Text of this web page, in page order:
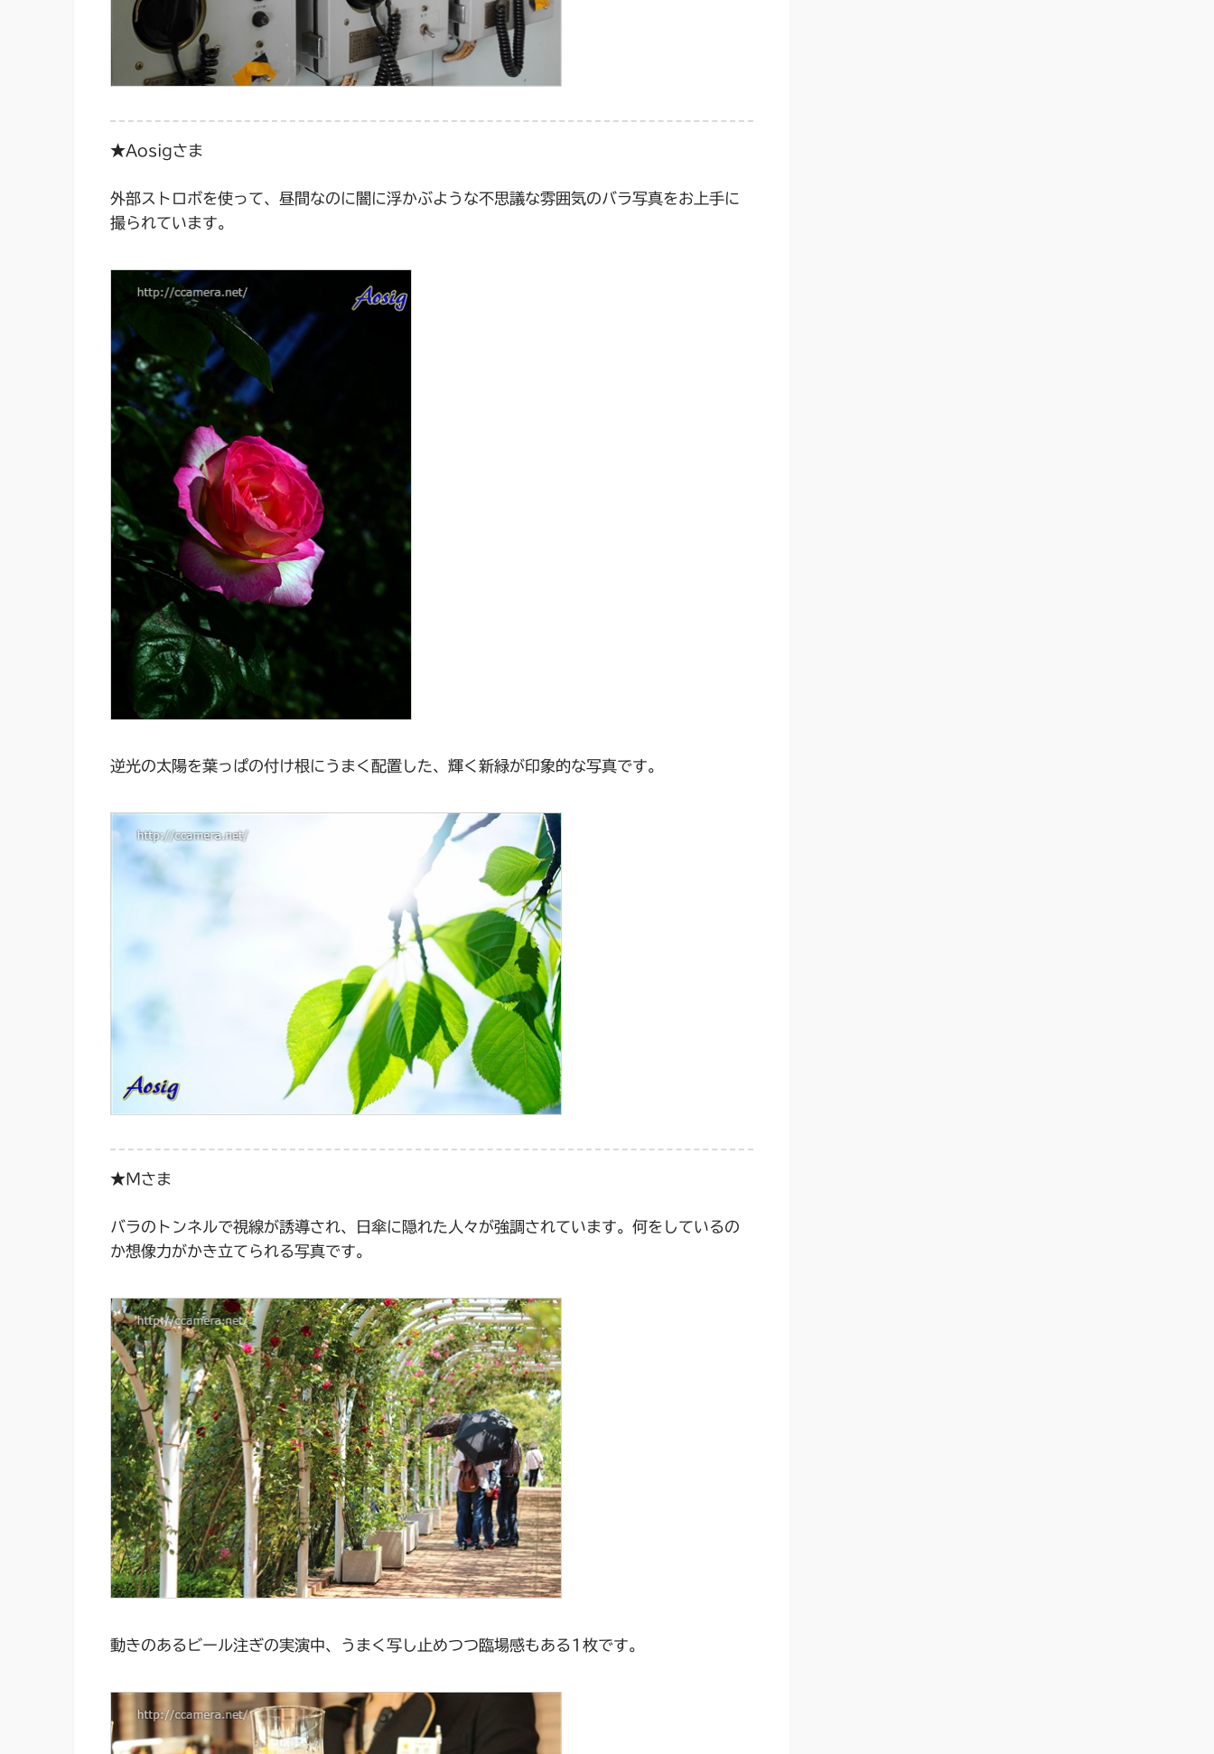
★Aosigさま
外部ストロボを使って、昼間なのに闇に浮かぶような不思議な雰囲気のバラ写真をお上手に
撮られています。
逆光の太陽を葉っぱの付け根にうまく配置した、輝く新緑が印象的な写真です。
★Ｍさま
バラのトンネルで視線が誘導され、日傘に隠れた人々が強調されています。何をしているの
か想像力がかき立てられる写真です。
動きのあるビール注ぎの実演中、うまく写し止めつつ臨場感もある1枚です。